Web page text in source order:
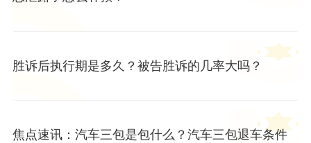
胜诉后执行期是多久？被告胜诉的几率大吗？
焦点速讯：汽车三包是包什么？汽车三包退车条件